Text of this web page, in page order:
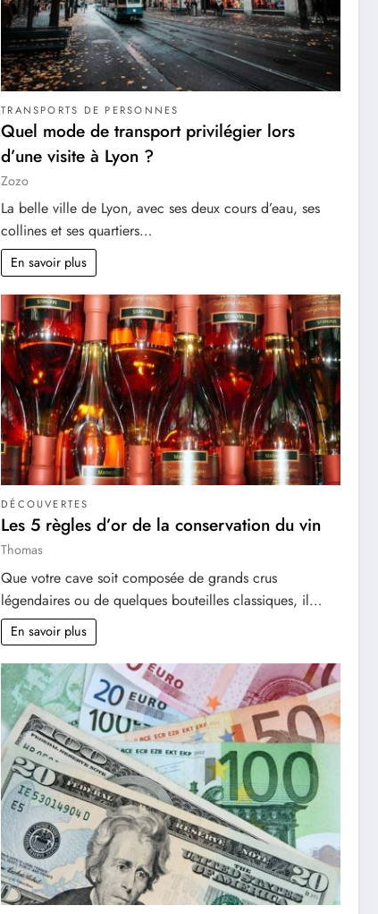
TRANSPORTS DE PERSONNES
Quel mode de transport privilégier lors
d’une visite à Lyon ?
Zozo
La belle ville de Lyon, avec ses deux cours d’eau, ses
collines et ses quartiers…
En savoir plus
DÉCOUVERTES
Les 5 règles d’or de la conservation du vin
Thomas
Que votre cave soit composée de grands crus
légendaires ou de quelques bouteilles classiques, il…
En savoir plus